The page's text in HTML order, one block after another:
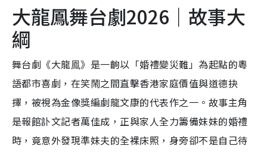
大龍鳳舞台劇2026｜故事大
綱
舞台劇《大龍鳯》是一齣以「婚禮變災難」為起點的粵
語都市喜劇，在笑鬧之間直擊香港家庭價值與道德抉
擇，被視為金像獎編劇龍文康的代表作之一。故事主角
是報館訃文記者萬佳成，正與家人全力籌備妹妹的婚禮
時，竟意外發現準妹夫的全裸床照，身旁卻不是自己待